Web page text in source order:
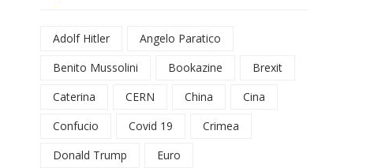
Adolf Hitler
Angelo Paratico
Benito Mussolini
Bookazine
Brexit
Caterina
CERN China
Cina
Confucio
Covid 19
Crimea
Donald Trump
Euro